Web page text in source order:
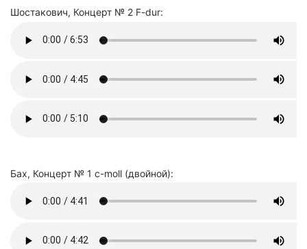
Шостакович, Концерт № 2 F-dur:
Бах, Концерт № 1 c-moll (двойной):